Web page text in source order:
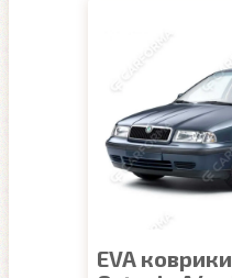
EVA